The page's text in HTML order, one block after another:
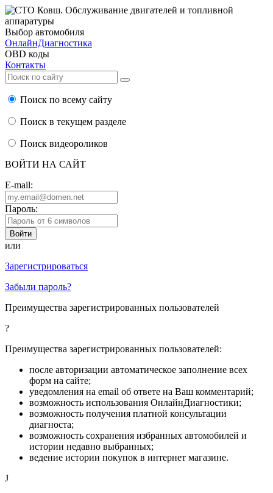
Выбор автомобиля
ОнлайнДиагностика
OBD коды
Контакты
Поиск по всему сайту
Поиск в текущем разделе
Поиск видеороликов
ВОЙТИ НА САЙТ
E-mail:
Пароль:
или
Зарегистрироваться
Забыли пароль?
Преимущества зарегистрированных пользователей
?
Преимущества зарегистрированных пользователей:
после авторизации автоматическое заполнение всех
форм на сайте;
уведомления на email об ответе на Ваш комментарий;
возможность использования ОнлайнДиагностики;
возможность получения платной консультации
диагноста;
возможность сохранения избранных автомобилей и
истории недавно выбранных;
ведение истории покупок в интернет магазине.
J